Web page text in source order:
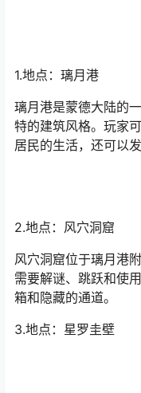
1.地点：璃月港
璃月港是蒙德大陆的
特的建筑风格。玩家
居民的生活，还可以
2.地点：风穴洞窟
风穴洞窟位于璃月港
需要解谜、跳跃和使
箱和隐藏的通道。
3.地点：星罗圭壁